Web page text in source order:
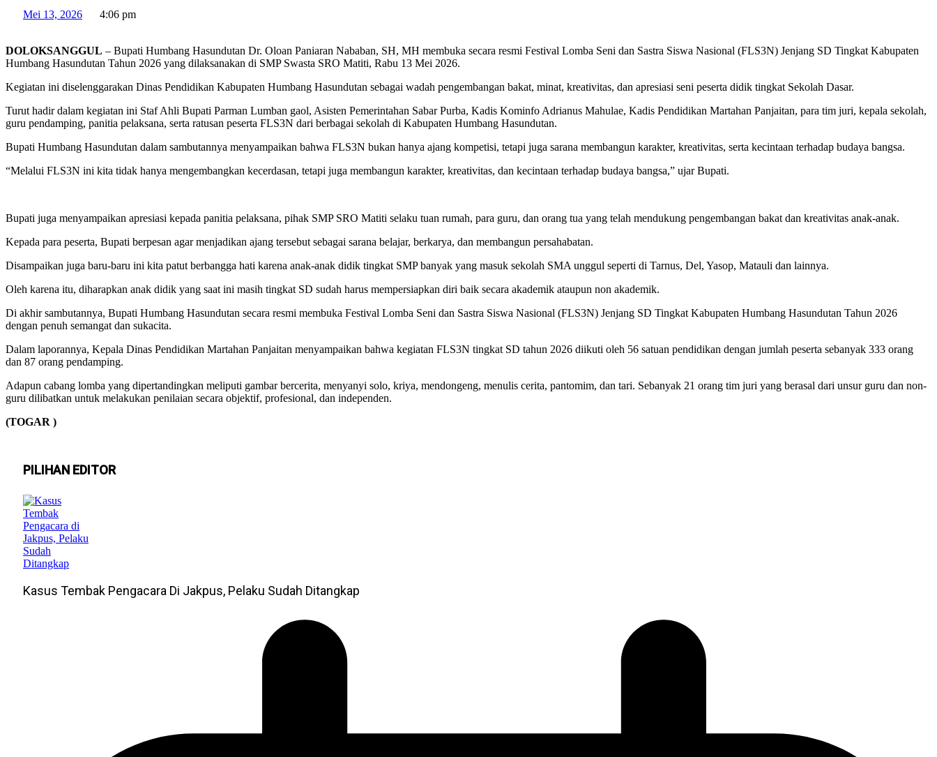
Mei 13, 2026 4:06 pm
DOLOKSANGGUL – Bupati Humbang Hasundutan Dr. Oloan Paniaran Nababan, SH, MH membuka secara resmi Festival Lomba Seni dan Sastra Siswa Nasional (FLS3N) Jenjang SD Tingkat Kabupaten
Humbang Hasundutan Tahun 2026 yang dilaksanakan di SMP Swasta SRO Matiti, Rabu 13 Mei 2026.
Kegiatan ini diselenggarakan Dinas Pendidikan Kabupaten Humbang Hasundutan sebagai wadah pengembangan bakat, minat, kreativitas, dan apresiasi seni peserta didik tingkat Sekolah Dasar.
Turut hadir dalam kegiatan ini Staf Ahli Bupati Parman Lumban gaol, Asisten Pemerintahan Sabar Purba, Kadis Kominfo Adrianus Mahulae, Kadis Pendidikan Martahan Panjaitan, para tim juri, kepala sekolah,
guru pendamping, panitia pelaksana, serta ratusan peserta FLS3N dari berbagai sekolah di Kabupaten Humbang Hasundutan.
Bupati Humbang Hasundutan dalam sambutannya menyampaikan bahwa FLS3N bukan hanya ajang kompetisi, tetapi juga sarana membangun karakter, kreativitas, serta kecintaan terhadap budaya bangsa.
“Melalui FLS3N ini kita tidak hanya mengembangkan kecerdasan, tetapi juga membangun karakter, kreativitas, dan kecintaan terhadap budaya bangsa,” ujar Bupati.
Bupati juga menyampaikan apresiasi kepada panitia pelaksana, pihak SMP SRO Matiti selaku tuan rumah, para guru, dan orang tua yang telah mendukung pengembangan bakat dan kreativitas anak-anak.
Kepada para peserta, Bupati berpesan agar menjadikan ajang tersebut sebagai sarana belajar, berkarya, dan membangun persahabatan.
Disampaikan juga baru-baru ini kita patut berbangga hati karena anak-anak didik tingkat SMP banyak yang masuk sekolah SMA unggul seperti di Tarnus, Del, Yasop, Matauli dan lainnya.
Oleh karena itu, diharapkan anak didik yang saat ini masih tingkat SD sudah harus mempersiapkan diri baik secara akademik ataupun non akademik.
Di akhir sambutannya, Bupati Humbang Hasundutan secara resmi membuka Festival Lomba Seni dan Sastra Siswa Nasional (FLS3N) Jenjang SD Tingkat Kabupaten Humbang Hasundutan Tahun 2026
dengan penuh semangat dan sukacita.
Dalam laporannya, Kepala Dinas Pendidikan Martahan Panjaitan menyampaikan bahwa kegiatan FLS3N tingkat SD tahun 2026 diikuti oleh 56 satuan pendidikan dengan jumlah peserta sebanyak 333 orang
dan 87 orang pendamping.
Adapun cabang lomba yang dipertandingkan meliputi gambar bercerita, menyanyi solo, kriya, mendongeng, menulis cerita, pantomim, dan tari. Sebanyak 21 orang tim juri yang berasal dari unsur guru dan non-
guru dilibatkan untuk melakukan penilaian secara objektif, profesional, dan independen.
(TOGAR )
PILIHAN EDITOR
Kasus Tembak Pengacara Di Jakpus, Pelaku Sudah Ditangkap